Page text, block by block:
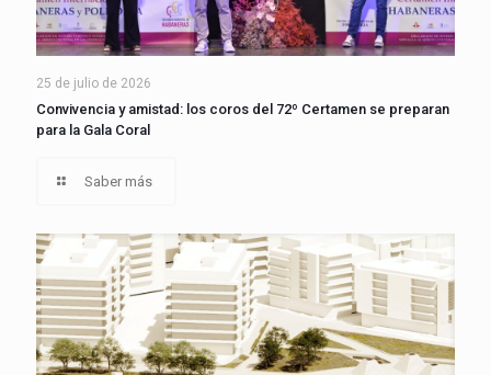
25 de julio de 2026
Convivencia y amistad: los coros del 72º Certamen se preparan
para la Gala Coral
Saber más